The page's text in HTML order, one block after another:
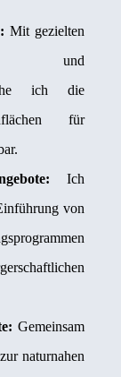
Mit gezielten
und
ich die
für
Ich
von
Gemeinsam
naturnahen